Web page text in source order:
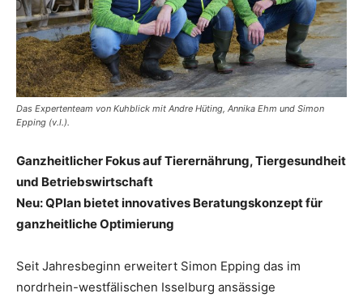
Das Expertenteam von Kuhblick mit Andre Hüting, Annika Ehm und Simon
Epping (v.l.).
Ganzheitlicher Fokus auf Tierernährung, Tiergesundheit
und Betriebswirtschaft
Neu: QPlan bietet innovatives Beratungskonzept für
ganzheitliche Optimierung
Seit Jahresbeginn erweitert Simon Epping das im
nordrhein-westfälischen Isselburg ansässige